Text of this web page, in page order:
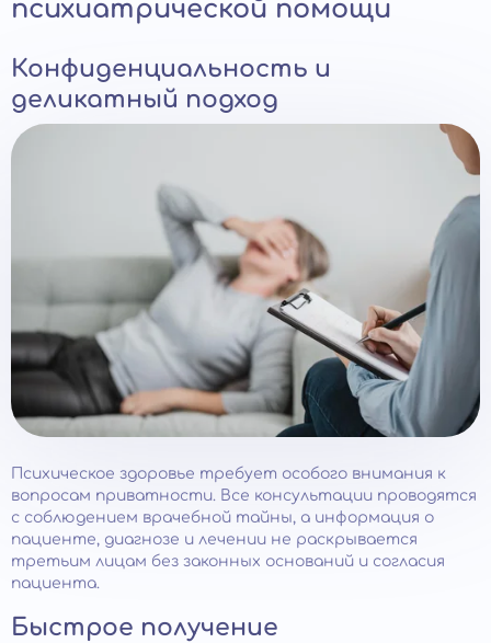
психиатрической помощи
Конфиденциальность и
деликатный подход
Психическое здоровье требует особого внимания к
вопросам приватности. Все консультации проводятся
с соблюдением врачебной тайны, а информация о
пациенте, диагнозе и лечении не раскрывается
третьим лицам без законных оснований и согласия
пациента.
Быстрое получение